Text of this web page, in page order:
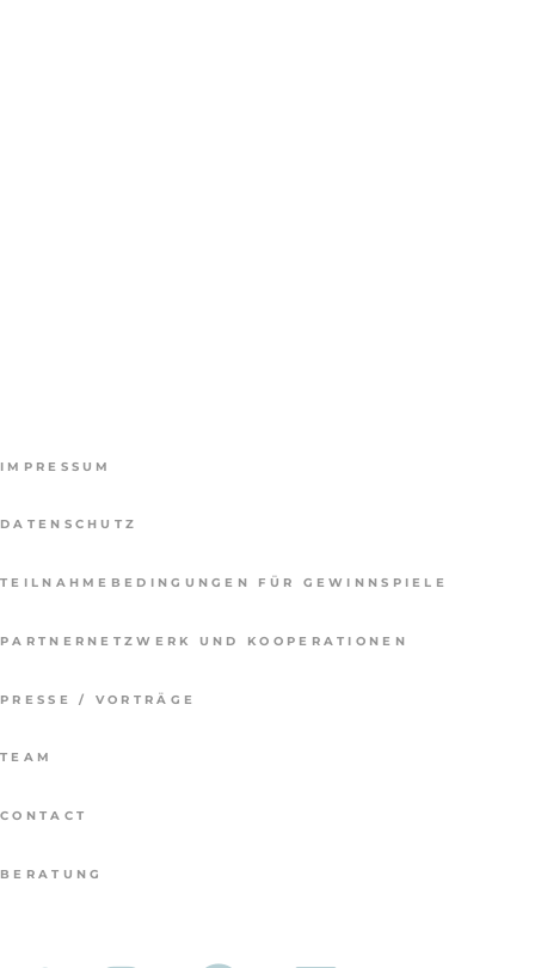
IMPRESSUM
DATENSCHUTZ
TEILNAHMEBEDINGUNGEN FÜR GEWINNSPIELE
PARTNERNETZWERK UND KOOPERATIONEN
PRESSE / VORTRÄGE
TEAM
CONTACT
BERATUNG